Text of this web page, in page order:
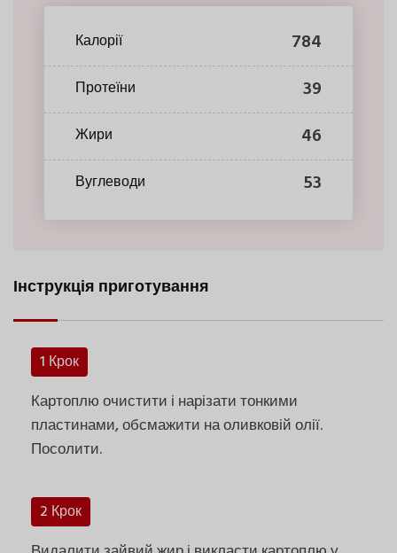
Калорії 784
Протеїни 39
Жири 46
Вуглеводи 53
Інструкція приготування
1 Крок
Картоплю очистити і нарізати тонкими
пластинами, обсмажити на оливковій олії.
Посолити.
2 Крок